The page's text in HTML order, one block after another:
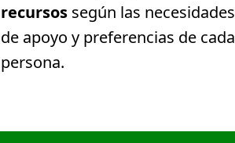
recursossegún las necesidades
de apoyo y preferencias de cada
persona.